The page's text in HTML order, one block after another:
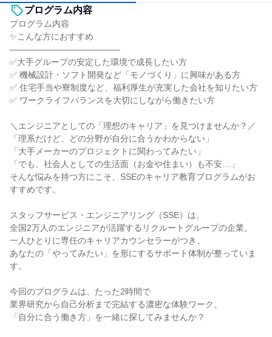
プログラム内容
プログラム内容
✨こんな方におすすめ
―――――――――――――
✅大手グループの安定した環境で成長したい方
✅ 機械設計・ソフト開発など「モノづくり」に興味がある方
✅ 住宅手当や寮制度など、福利厚生が充実した会社を知りたい方
✅ ワークライフバランスを大切にしながら働きたい方
＼エンジニアとしての「理想のキャリア」を見つけませんか？／
「理系だけど、どの分野が自分に合うかわからない」
「大手メーカーのプロジェクトに関わってみたい」
「でも、社会人としての生活面（お金や住まい）も不安…」
そんな悩みを持つ方にこそ、SSEのキャリア教育プログラムがお
すすめです。
スタッフサービス・エンジニアリング（SSE）は、
全国2万人のエンジニアが活躍するリクルートグループの企業。
一人ひとりに専任のキャリアカウンセラーがつき、
あなたの「やってみたい」を形にするサポート体制が整っていま
す。
今回のプログラムは、たった2時間で
業界研究から自己分析まで完結する濃密な体験ワーク。
「自分に合う働き方」を一緒に探してみませんか？